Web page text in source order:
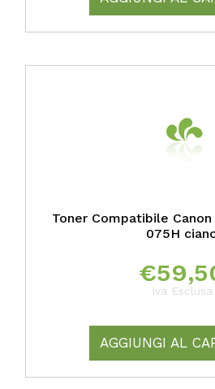
Toner Compatibile Canon
075H
€
Iva Esclusa
AGGIUNGI AL